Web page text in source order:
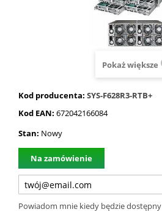
Pokaż większe
Kod producenta: SYS-F628R3-RTB+
Kod EAN: 672042166084
Stan: Nowy
Na zamówienie
Powiadom mnie kiedy będzie dostępny